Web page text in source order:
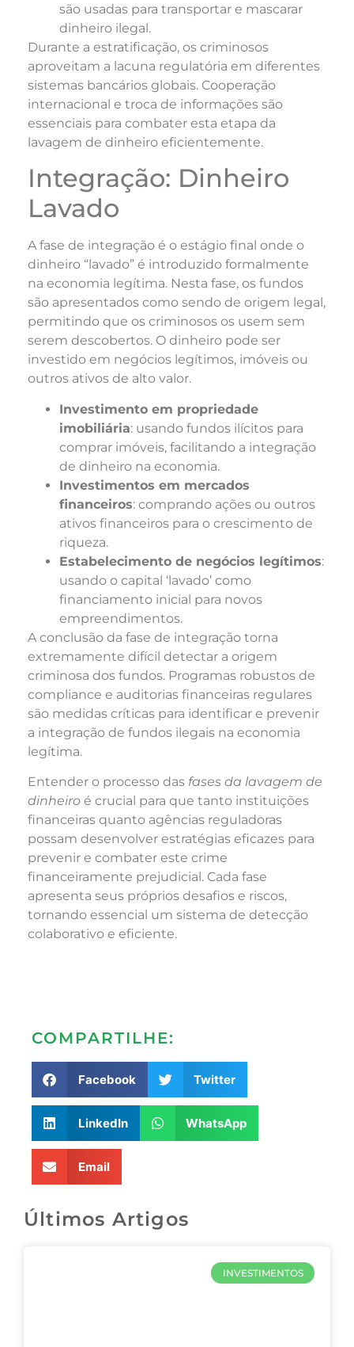
são usadas para transportar e mascarar
dinheiro ilegal.
Durante a estratificação, os criminosos
aproveitam a lacuna regulatória em diferentes
sistemas bancários globais. Cooperação
internacional e troca de informações são
essenciais para combater esta etapa da
lavagem de dinheiro eficientemente.
Integração: Dinheiro
Lavado
A fase de integração é o estágio final onde o
dinheiro “lavado” é introduzido formalmente
na economia legítima. Nesta fase, os fundos
são apresentados como sendo de origem legal,
permitindo que os criminosos os usem sem
serem descobertos. O dinheiro pode ser
investido em negócios legítimos, imóveis ou
outros ativos de alto valor.
Investimento em propriedade
imobiliária: usando fundos ilícitos para
comprar imóveis, facilitando a integração
de dinheiro na economia.
Investimentos em mercados
financeiros: comprando ações ou outros
ativos financeiros para o crescimento de
riqueza.
Estabelecimento de negócios legítimos:
usando o capital ‘lavado’ como
financiamento inicial para novos
empreendimentos.
A conclusão da fase de integração torna
extremamente difícil detectar a origem
criminosa dos fundos. Programas robustos de
compliance e auditorias financeiras regulares
são medidas críticas para identificar e prevenir
a integração de fundos ilegais na economia
legítima.
Entender o processo das fases da lavagem de
dinheiro é crucial para que tanto instituições
financeiras quanto agências reguladoras
possam desenvolver estratégias eficazes para
prevenir e combater este crime
financeiramente prejudicial. Cada fase
apresenta seus próprios desafios e riscos,
tornando essencial um sistema de detecção
colaborativo e eficiente.
COMPARTILHE:
Facebook Twitter
LinkedIn WhatsApp
Email
Últimos Artigos
INVESTIMENTOS